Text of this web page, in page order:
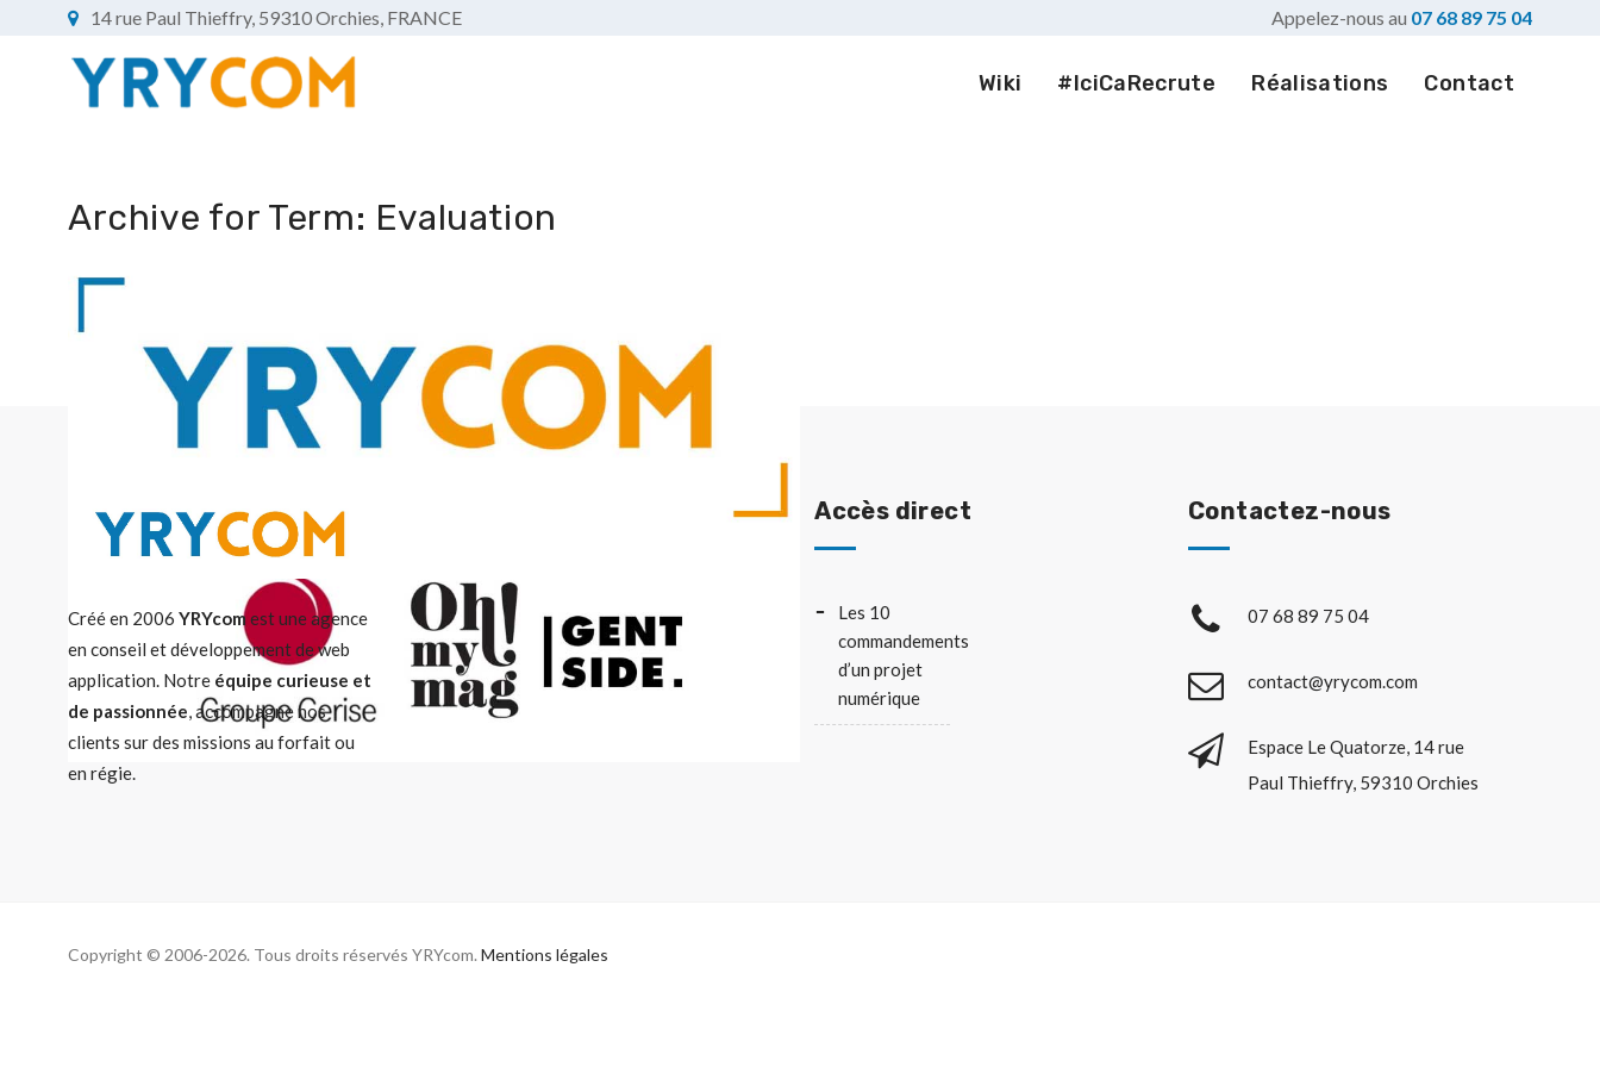
14 rue Paul Thieffry, 59310 Orchies, FRANCE Appelez-nous au 07 68 89 75 04
Wiki #IciCaRecrute Réalisations Contact
Archive for Term: Evaluation
Créé en 2006 YRYcom est une agence
en conseil et développement de web
application. Notre équipe curieuse et
de passionnée, accompagne nos
clients sur des missions au forfait ou
en régie.
Accès direct
Les 10
commandements
d’un projet
numérique
Contactez-nous
07 68 89 75 04
contact@yrycom.com
Espace Le Quatorze, 14 rue
Paul Thieffry, 59310 Orchies
Copyright © 2006-2026. Tous droits réservés YRYcom. Mentions légales